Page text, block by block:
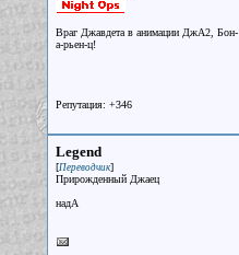
Враг Джавдета в анимации ДжА2, Бон-
а-рьен-ц!
Репутация: +346
Legend
[Переводчик]
Прирожденный Джаец
надА